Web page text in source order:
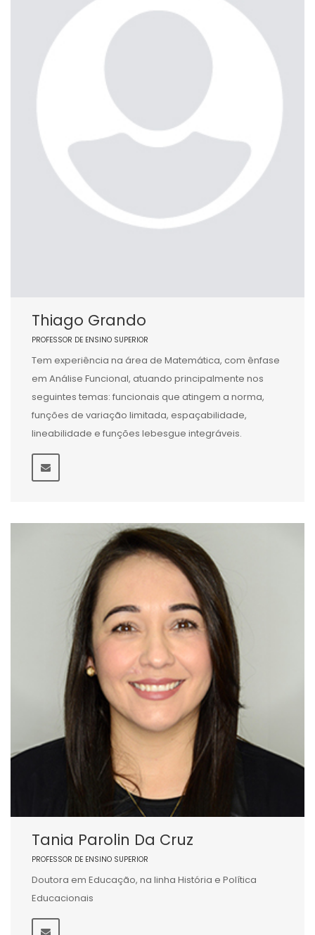
Thiago Grando
PROFESSOR DE ENSINO SUPERIOR
Tem experiência na área de Matemática, com ênfase
em Análise Funcional, atuando principalmente nos
seguintes temas: funcionais que atingem a norma,
funções de variação limitada, espaçabilidade,
lineabilidade e funções lebesgue integráveis.
Tania Parolin Da Cruz
PROFESSOR DE ENSINO SUPERIOR
Doutora em Educação, na linha História e Política
Educacionais